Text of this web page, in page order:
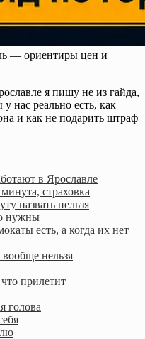
— ориентиры цен и
я пишу не из гайда,
нас реально есть, как
и как не подарить штраф
в Ярославле
страховка
назвать нельзя
нужны
есть, а когда их нет
вообще нельзя
прилетит
голова